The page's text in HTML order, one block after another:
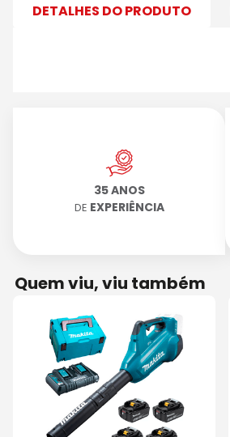
DETALHES DO PRODUTO
35 ANOS
DE EXPERIÊNCIA
Quem viu, viu também